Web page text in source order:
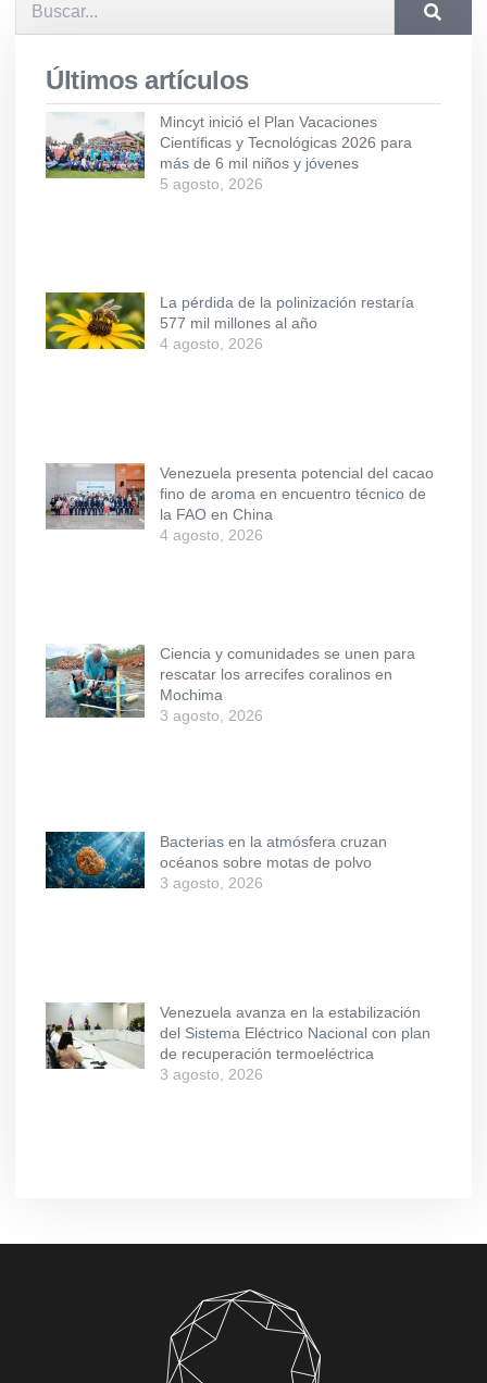
Últimos artículos
Mincyt inició el Plan Vacaciones
Científicas y Tecnológicas 2026 para
más de 6 mil niños y jóvenes
5 agosto, 2026
La pérdida de la polinización restaría
577 mil millones al año
4 agosto, 2026
Venezuela presenta potencial del cacao
fino de aroma en encuentro técnico de
la FAO en China
4 agosto, 2026
Ciencia y comunidades se unen para
rescatar los arrecifes coralinos en
Mochima
3 agosto, 2026
Bacterias en la atmósfera cruzan
océanos sobre motas de polvo
3 agosto, 2026
Venezuela avanza en la estabilización
del Sistema Eléctrico Nacional con plan
de recuperación termoeléctrica
3 agosto, 2026